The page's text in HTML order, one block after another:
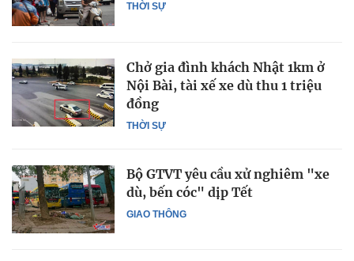
THỜI SỰ
THỜI SỰ
Chở gia đình khách Nhật 1km ở
Nội Bài, tài xế xe dù thu 1 triệu
đồng
GIAO THÔNG
Bộ GTVT yêu cầu xử nghiêm "xe
dù, bến cóc" dịp Tết